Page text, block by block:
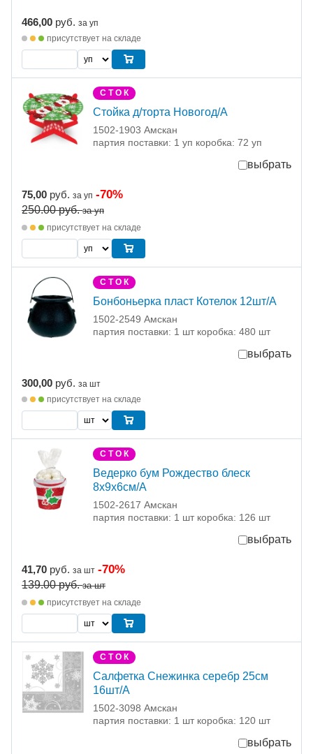
466,00 руб. за уп
присутствует на складе
С Т О К
Стойка д/торта Новогод/А
1502-1903 Амскан
партия поставки: 1 уп коробка: 72 уп
выбрать
75,00 руб. за уп -70%
250.00руб. за уп
присутствует на складе
С Т О К
Бонбоньерка пласт Котелок 12шт/A
1502-2549 Амскан
партия поставки: 1 шт коробка: 480 шт
выбрать
300,00 руб. за шт
присутствует на складе
С Т О К
Ведерко бум Рождество блеск
8х9х6см/A
1502-2617 Амскан
партия поставки: 1 шт коробка: 126 шт
выбрать
41,70 руб. за шт -70%
139.00руб. за шт
присутствует на складе
С Т О К
Салфетка Снежинка серебр 25см
16шт/А
1502-3098 Амскан
партия поставки: 1 шт коробка: 120 шт
выбрать